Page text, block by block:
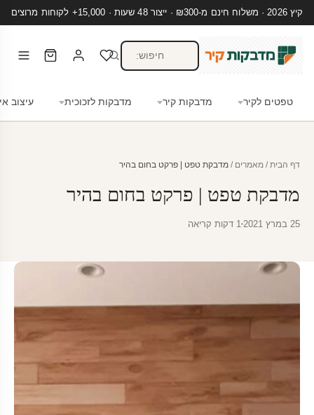
קיץ 2026 · משלוח חינם מ-₪300 · ייצור 48 שעות · 15,000+ לקוחות מרוצים
טפטים לקיר מדבקות קיר מדבקות לזכוכית עיצוב
דף הבית / מאמרים / מדבקת טפט | פרקט בחום בהיר
מדבקת טפט | פרקט בחום בהיר
25 במרץ 2021 1 דקות קריאה